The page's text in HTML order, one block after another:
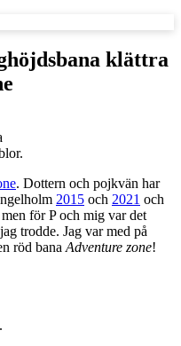
klättra
. Dottern och pojkvän har
2015 och 2021 och
för P och mig var det
trodde. Jag var med på
röd bana Adventure zone!